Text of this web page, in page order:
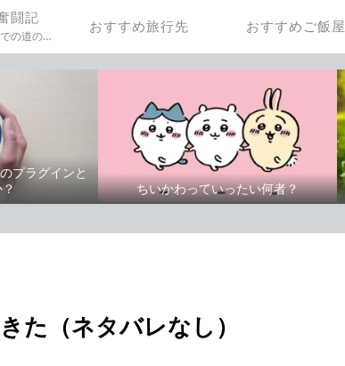
闘記
春活のブログ作成までの道のりを一緒にたどってみましょう。
おすすめ旅行先 おすすめご飯屋
プラグインと
ちいかわっていったい何者？
た（ネタバレなし）